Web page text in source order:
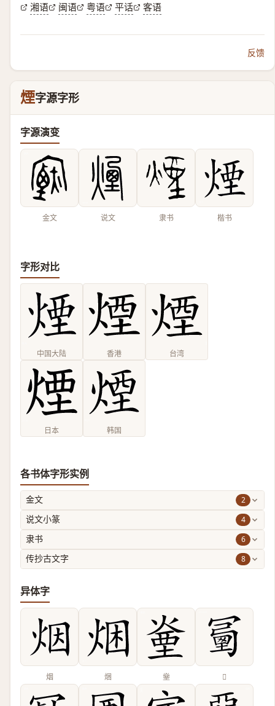
湘语
闽语 粤语 平话 客语
反馈
煙字源字形
字源演变
金文 说文 隶书 楷书
字形对比
中国大陆 香港 台湾
日本 韩国
各书体字形实例
金文 2
说文小篆 4
隶书 6
传抄古文字 8
异体字
烟 焑 㷑 𠖜